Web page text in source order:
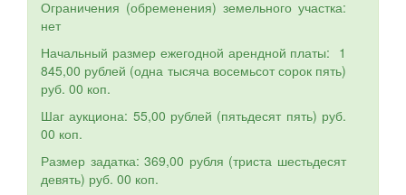
Ограничения (обременения) земельного участка:
нет
Начальный размер ежегодной арендной платы: 1
845,00 рублей (одна тысяча восемьсот сорок пять)
руб. 00 коп.
Шаг аукциона: 55,00 рублей (пятьдесят пять) руб.
00 коп.
Размер задатка: 369,00 рубля (триста шестьдесят
девять) руб. 00 коп.